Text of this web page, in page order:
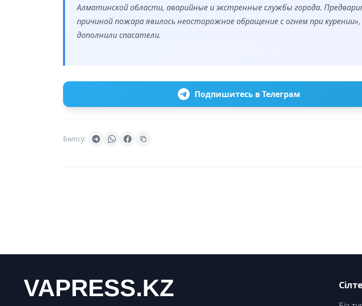
Алматинской области, аварийные и экстренные службы города.
причиной пожара явилось неосторожное обращение с огнем при
дополнили спасатели.
Подпишитесь в Телеграм
Бөлісу: